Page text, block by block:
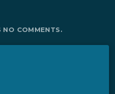
NO COMMENTS.